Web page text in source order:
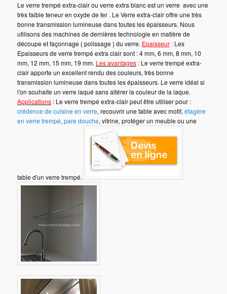
Le verre trempé extra-clair ou verre extra blanc est un verre avec une
très faible teneur en oxyde de fer . Le Verre extra-clair offre une très
bonne transmission lumineuse dans toutes les épaisseurs. Nous
utilisons des machines de dernières technologie en matière de
découpe et façonnage ( polissage ) du verre. Epaisseur : Les
Epaisseurs de verre trempé extra clair sont : 4 mm, 6 mm, 8 mm, 10
mm, 12 mm, 15 mm, 19 mm. Les avantages : Le verre trempé extra-
clair apporte un excellent rendu des couleurs, très bonne
transmission lumineuse dans toutes les épaisseurs. Le verre idéal si
l'on souhaite un verre laqué sans altérer la couleur de la laque.
Applications : Le verre trempé extra-clair peut être utiliser pour :
crédence de cuisine en verre, recouvrir une table avec motif,étagère
en verre trempé,pare douche, vitrine, protéger un meuble ou une
table d'un verre trempé.